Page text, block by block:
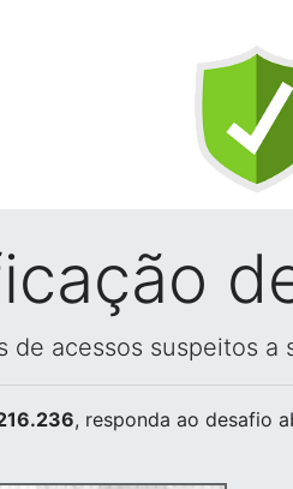
de acessos suspeitos a
, responda ao desafio